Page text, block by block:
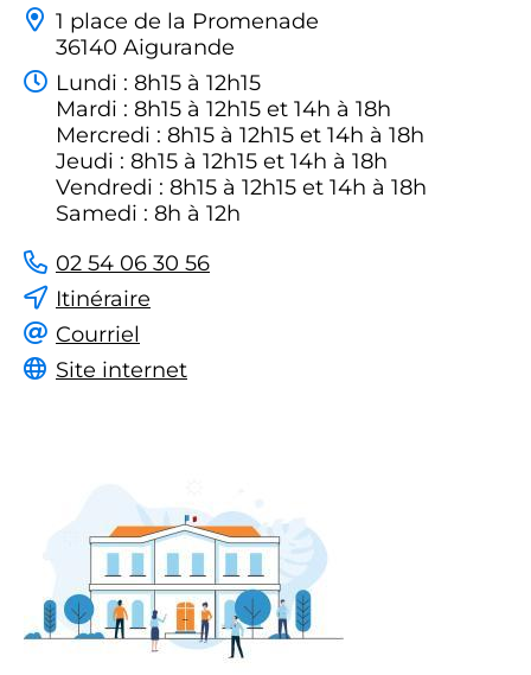
1 place de la Promenade
36140 Aigurande
Lundi : 8h15 à 12h15
Mardi : 8h15 à 12h15 et 14h à 18h
Mercredi : 8h15 à 12h15 et 14h à 18h
Jeudi : 8h15 à 12h15 et 14h à 18h
Vendredi : 8h15 à 12h15 et 14h à 18h
Samedi : 8h à 12h
02 54 06 30 56
Itinéraire
Courriel
Site internet